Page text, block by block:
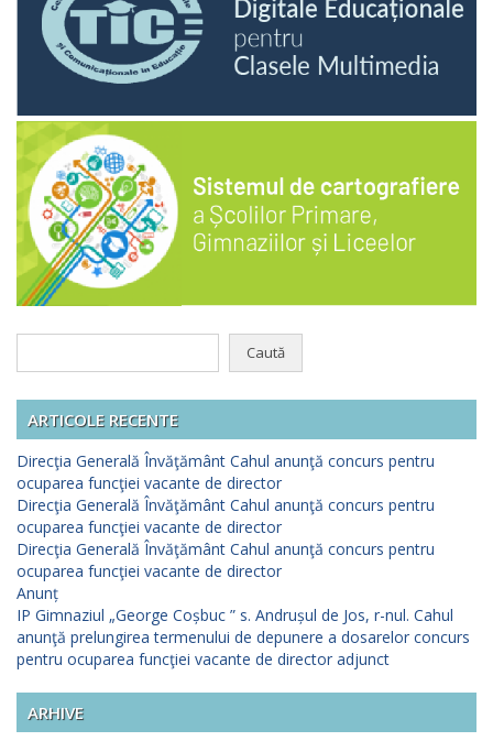
ARTICOLE RECENTE
Direcţia Generală Învăţământ Cahul anunţă concurs pentru
ocuparea funcţiei vacante de director
Direcţia Generală Învăţământ Cahul anunţă concurs pentru
ocuparea funcţiei vacante de director
Direcţia Generală Învăţământ Cahul anunţă concurs pentru
ocuparea funcţiei vacante de director
Anunț
IP Gimnaziul „George Coșbuc ” s. Andrușul de Jos, r-nul. Cahul
anunţă prelungirea termenului de depunere a dosarelor concurs
pentru ocuparea funcţiei vacante de director adjunct
ARHIVE